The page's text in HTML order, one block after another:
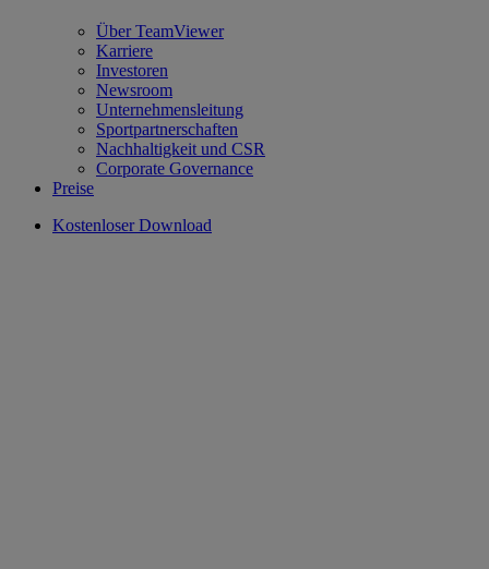
Über TeamViewer
Karriere
Investoren
Newsroom
Unternehmensleitung
Sportpartnerschaften
Nachhaltigkeit und CSR
Corporate Governance
Preise
Kostenloser Download